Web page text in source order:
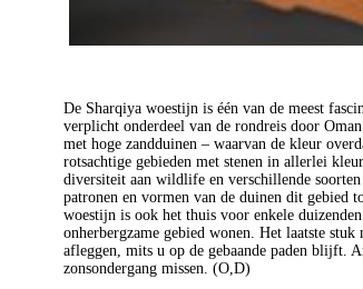
De Sharqiya woestijn is één van de meest
verplicht onderdeel van de rondreis door
met hoge zandduinen – waarvan de kleur
rotsachtige gebieden met stenen in allerlei
diversiteit aan wildlife en verschillende
patronen en vormen van de duinen dit gebied
woestijn is ook het thuis voor enkele
onherbergzame gebied wonen. Het laatste
afleggen, mits u op de gebaande paden blijft.
zonsondergang missen. (O,D)